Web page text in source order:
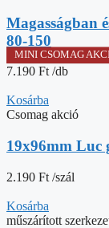
Magasságban
80-150
7.190 Ft /db
Kosárba
Csomag akció
19x96mm Luc
2.190 Ft /szál
Kosárba
műszárított